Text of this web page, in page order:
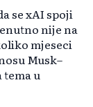
se xAI spoji
nije na
mjeseci
Musk–
u